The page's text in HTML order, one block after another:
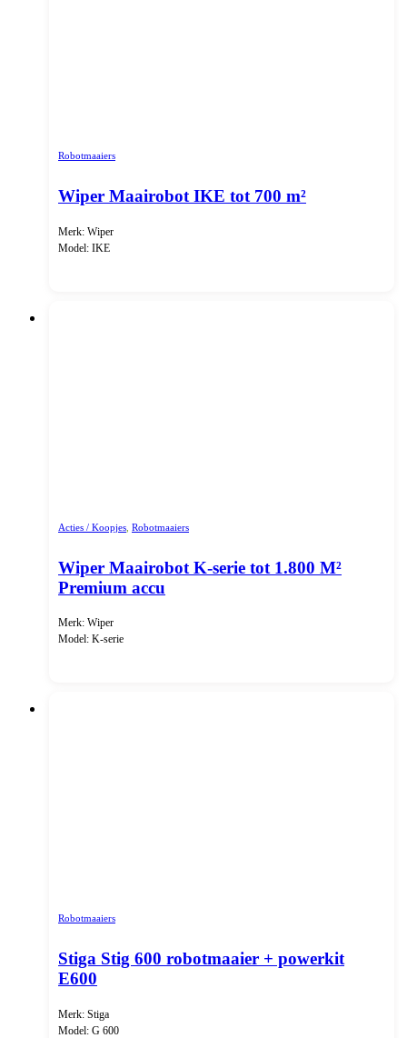
Robotmaaiers
Wiper Maairobot IKE tot 700 m²
Merk: Wiper
Model: IKE
Acties / Koopjes Robotmaaiers
Wiper Maairobot K-serie tot 1.800 M²
Premium accu
Merk: Wiper
Model: K-serie
Robotmaaiers
Stiga Stig 600 robotmaaier + powerkit
E600
Merk: Stiga
Model: G 600